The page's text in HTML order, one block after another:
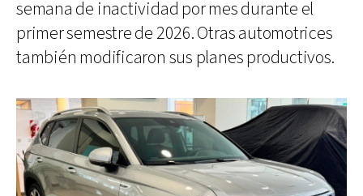
semana de inactividad por mes durante el
primer semestre de 2026. Otras automotrices
también modificaron sus planes productivos.